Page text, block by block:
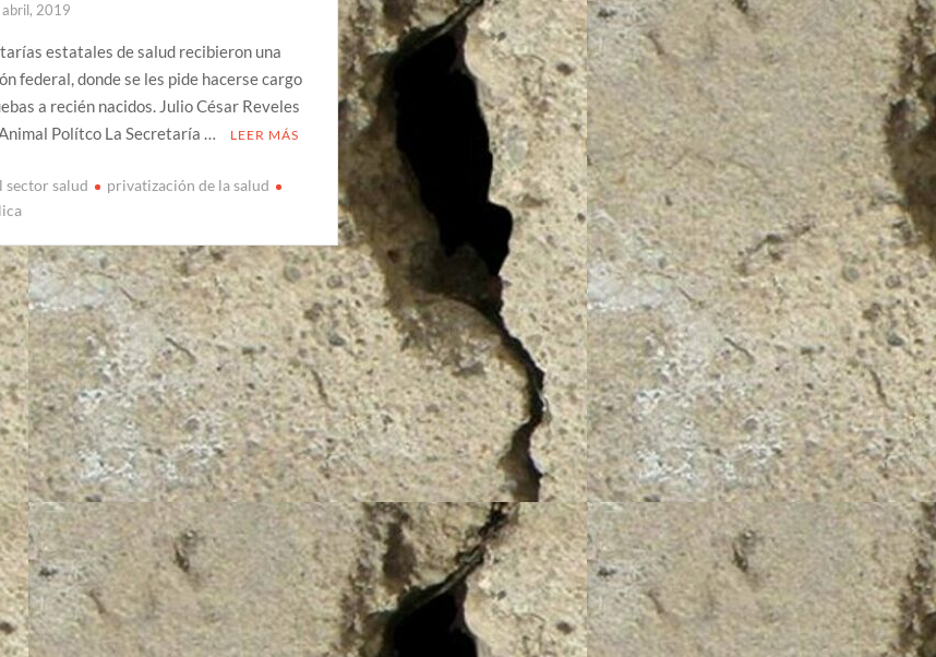
abril, 2019
estatales de salud recibieron una
federal, donde se les pide hacerse cargo
a recién nacidos. Julio César Reveles
Polítco La Secretaría …
LEER MÁS
sector salud
privatización de la salud